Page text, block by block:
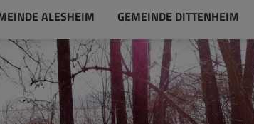
ALESHEIM GEMEINDE DITTENHEIM